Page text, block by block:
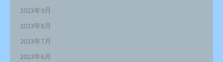
2023年9月
2023年8月
2023年7月
2023年6月